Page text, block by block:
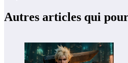
Autres articles qui